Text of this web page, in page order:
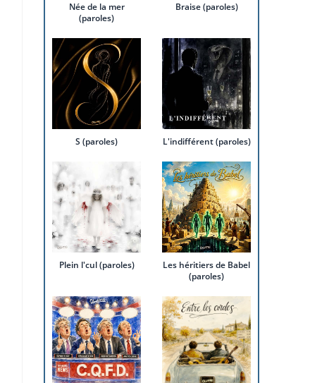
Née de la mer
(paroles)
Braise (paroles)
S (paroles) L'indifférent (paroles)
Plein l'cul (paroles)
Les héritiers de Babel
(paroles)